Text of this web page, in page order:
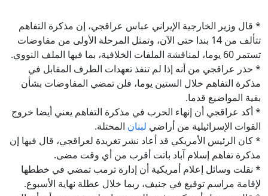
* قال وزير الخارجية الإيراني عباس عراقجي، إن مذكرة التفاهم
تتألف من 14 بندا حتى الآن، وتمثل المرحلة الأولى من مفاوضات
تستمر 60 يوما، لمناقشة الملفات الخلافية، بما فيها الملف النووي.
* حذر عراقجي من أنه إذا لم تنفذ تعهدات الطرف المقابل في
مذكرة التفاهم خلال الستين يوما، فلن تمضي المفاوضات بشأن
بقية المواضيع قدما.
* أكد عراقجي أن إنهاء الحرب في مذكرة التفاهم يعني أيضا خروج
القوات الإسرائيلية من أراضي لبنان المحتلة.
* كان الرئيس الأمريكي قد أعاد نشر تغريدة لعراقجي، قال فيها إن
مذكرة تفاهم إسلام آباد باتت أقرب من أي وقت مضى.
* نقلت وسائل إعلام أمريكية أن إدارة ترمب تمضي في خططها
لإقامة مراسم توقيع في جنيف، ربما خلال عطلة نهاية الأسبوع.